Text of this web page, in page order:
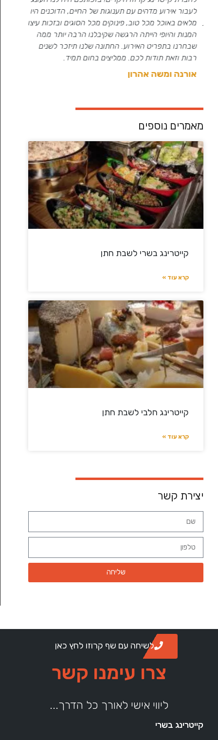
לעבור אירוע מדהים עם תענוגות של החיים, הדוכנים היו
מלאים באוכל מכל טוב, פינוקים מכל הסוגים ובזכות עיצוב
המנות והיופי הייתה הרגשה שקיבלנו הרבה יותר ממה
שבחרנו בתפריט האירוע. החתונה שלנו תיזכר לשנים
רבות וזאת תודות לכם. ממליצים בחום תמיד.
אורנה ומשה אהרון
מאמרים נוספים
קייטרינג בשרי לשבת חתן
קרא עוד »
קייטרינג חלבי לשבת חתן
קרא עוד »
יצירת קשר
שליחה
לשיחה עם שף קרוזו לחץ כאן
צרו עימנו קשר
ליווי אישי לאורך כל הדרך...
קייטרינג בשרי